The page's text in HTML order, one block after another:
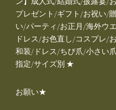
プレゼント/ギフト/お祝い/
い/パーティ/お正月/海外ウ
ドレス/お色直し/コスプレ/
和装/ドレス/ちび爪/小さい
指定/サイズ別 ★
お願い★